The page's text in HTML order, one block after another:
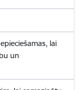
lai
un